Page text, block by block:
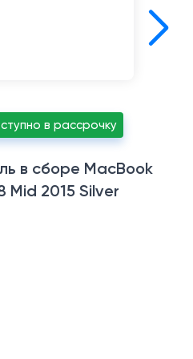
в рассрочку
в сборе MacBook
Mid 2015 Silver